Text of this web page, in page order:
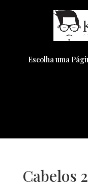
Escolha uma
Cabelos